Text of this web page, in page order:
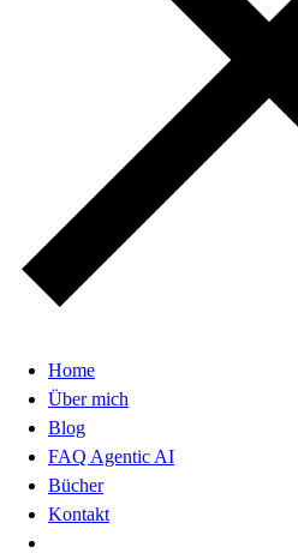
Home
Über mich
Blog
FAQ Agentic AI
Bücher
Kontakt